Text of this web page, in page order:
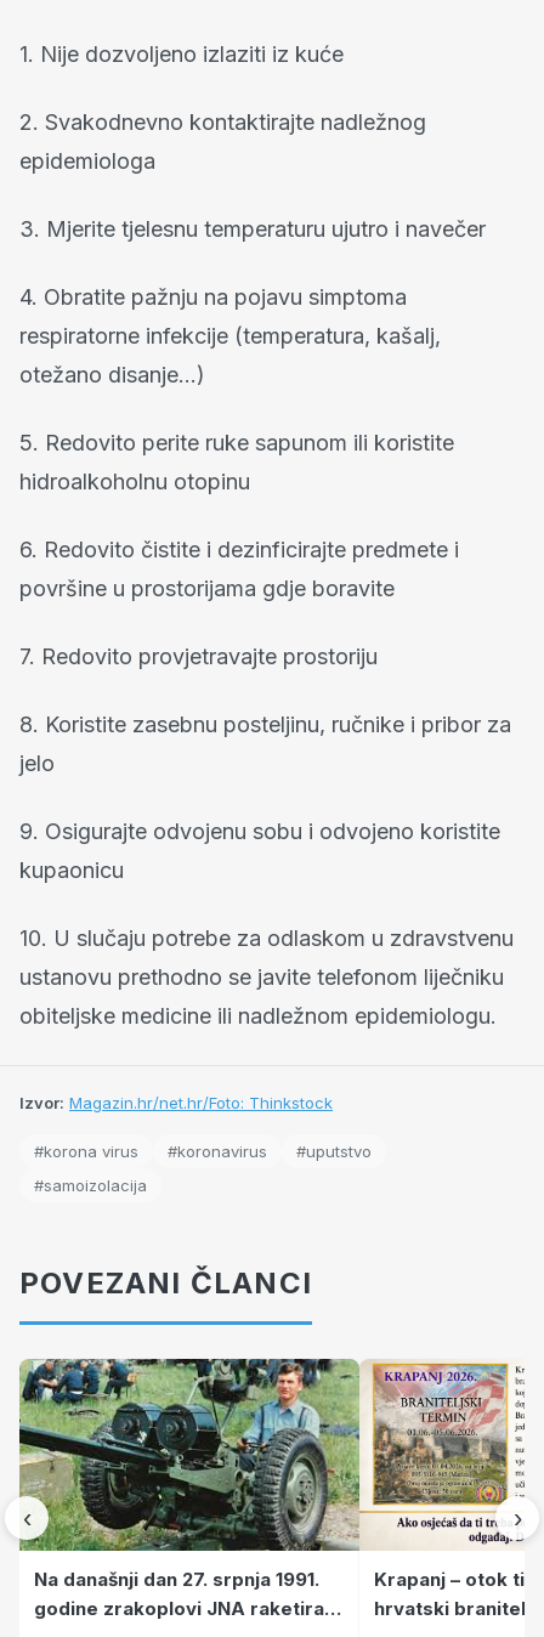
1. Nije dozvoljeno izlaziti iz kuće
2. Svakodnevno kontaktirajte nadležnog
epidemiologa
3. Mjerite tjelesnu temperaturu ujutro i navečer
4. Obratite pažnju na pojavu simptoma
respiratorne infekcije (temperatura, kašalj,
otežano disanje…)
5. Redovito perite ruke sapunom ili koristite
hidroalkoholnu otopinu
6. Redovito čistite i dezinficirajte predmete i
površine u prostorijama gdje boravite
7. Redovito provjetravajte prostoriju
8. Koristite zasebnu posteljinu, ručnike i pribor za
jelo
9. Osigurajte odvojenu sobu i odvojeno koristite
kupaonicu
10. U slučaju potrebe za odlaskom u zdravstvenu
ustanovu prethodno se javite telefonom liječniku
obiteljske medicine ili nadležnom epidemiologu.
Izvor: Magazin.hr/net.hr/Foto: Thinkstock
#korona virus #koronavirus
#uputstvo
#samoizolacija
POVEZANI ČLANCI
‹
Na današnji dan 27. srpnja 1991.
godine zrakoplovi JNA raketirali
Krapanj – otok
hrvatski branitelji
›